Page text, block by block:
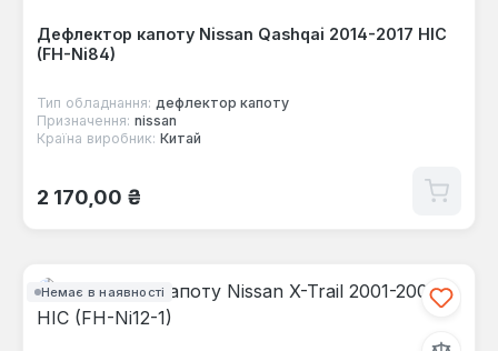
Дефлектор капоту Nissan Qashqai 2014-2017 HIC
(FH-Ni84)
Тип обладнання: дефлектор капоту
Призначення: nissan
Країна виробник: Китай
Звичайна ціна:
2 170,00 ₴
Немає в наявності